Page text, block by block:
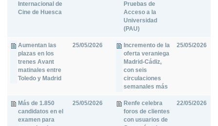
Internacional de
Cine de Huesca
Pruebas de
Acceso a la
Universidad
(PAU)
Aumentan las
plazas en los
trenes Avant
matinales entre
Toledo y Madrid
25/05/2026
Incremento de la
oferta veraniega
Madrid-Cádiz,
con seis
circulaciones
semanales más
25/05/2026
Más de 1.850
candidatos en el
examen para
25/05/2026
Renfe celebra
foros de clientes
con usuarios de
22/05/2026